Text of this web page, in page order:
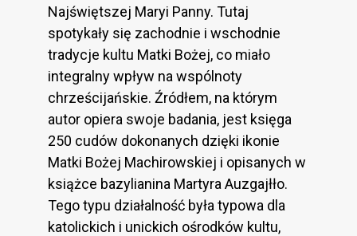
Najświętszej Maryi Panny. Tutaj
spotykały się zachodnie i wschodnie
tradycje kultu Matki Bożej, co miało
integralny wpływ na wspólnoty
chrześcijańskie. Źródłem, na którym
autor opiera swoje badania, jest księga
250 cudów dokonanych dzięki ikonie
Matki Bożej Machirowskiej i opisanych w
książce bazylianina Martyra Auzgajłło.
Tego typu działalność była typowa dla
katolickich i unickich ośrodków kultu,